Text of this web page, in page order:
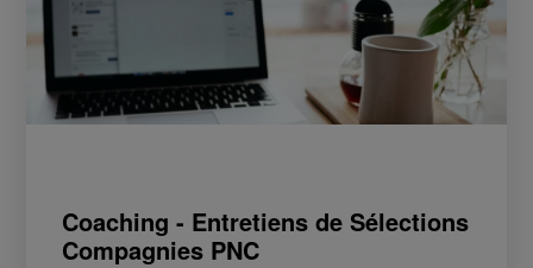
Coaching - Entretiens de Sélections
Compagnies PNC